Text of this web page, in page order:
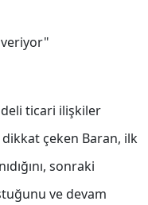
veriyor"
ticari ilişkiler
dikkat çeken Baran, ilk
sonraki
ve devam